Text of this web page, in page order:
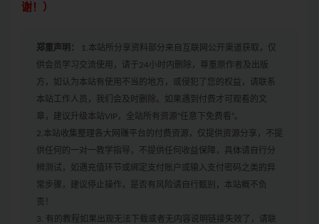
谢！）
郑重声明：
1.本站所分享资料部分来自互联网公开渠道获取，仅
供会员学习交流使用，请于24小时内删除，尊重原作者及出版
方，如认为本站有使用不当的地方，或侵犯了您的权益，请联系
本站工作人员，我们会及时删除。如果遇到付费才可观看的文
章，建议升级本站VIP，全站所有资源“任意下免费看”。
2.本站收集整理各大网赚平台的付费资源，仅提供资源分享，不提
供任何的一对一教学指导，不提供任何收益保障，具体请自行分
辨测试，如遇充值环节或绑定支付账户或输入支付密码之类的异
常步骤，建议停止操作，是否有风险请自行甄别，本站概不负
责！
3. 有的教程如果出现无法下载或者无内容说明链接失效了，请联